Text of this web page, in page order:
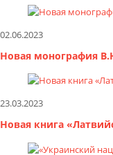
02.06.2023
Новая монография
23.03.2023
Новая книга